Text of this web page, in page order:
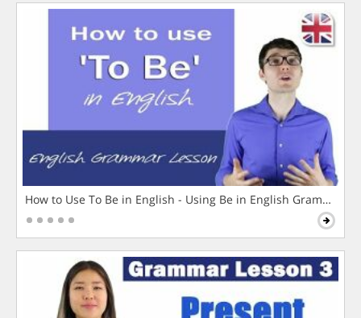
How to Use To Be in English - Using Be in English Grammar